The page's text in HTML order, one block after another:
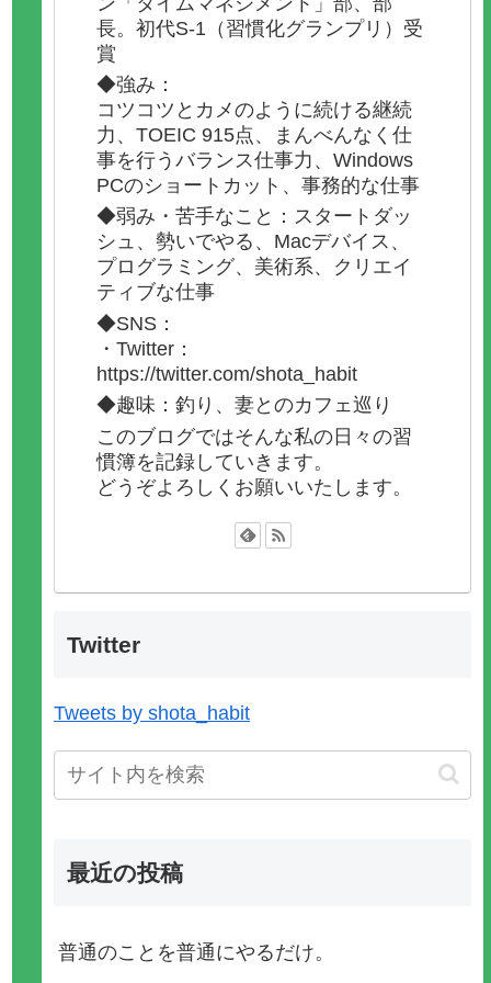
長。初代S-1（習慣化グランプリ）受
賞
◆強み：
コツコツとカメのように続ける継続
力、TOEIC 915点、まんべんなく仕
事を行うバランス仕事力、Windows
PCのショートカット、事務的な仕事
◆弱み・苦手なこと：スタートダッ
シュ、勢いでやる、Macデバイス、
プログラミング、美術系、クリエイ
ティブな仕事
◆SNS：
・Twitter：
https://twitter.com/shota_habit
◆趣味：釣り、妻とのカフェ巡り
このブログではそんな私の日々の習
慣簿を記録していきます。
どうぞよろしくお願いいたします。
Twitter
Tweets by shota_habit
最近の投稿
普通のことを普通にやるだけ。